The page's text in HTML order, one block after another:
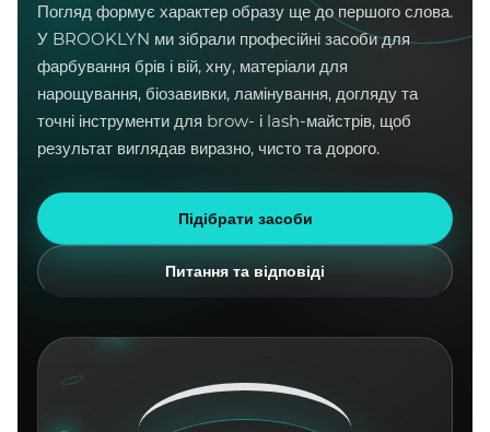
Погляд формує характер образу ще до першого слова.
У BROOKLYN ми зібрали професійні засоби для
фарбування брів і вій, хну, матеріали для
нарощування, біозавивки, ламінування, догляду та
точні інструменти для brow- і lash-майстрів, щоб
результат виглядав виразно, чисто та дорого.
Підібрати засоби
Питання та відповіді